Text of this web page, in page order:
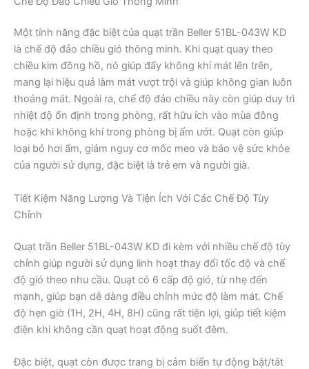
Một tính năng đặc biệt của quạt trần Beller 51BL-043W KD
là chế độ đảo chiều gió thông minh. Khi quạt quay theo
chiều kim đồng hồ, nó giúp đẩy không khí mát lên trên,
mang lại hiệu quả làm mát vượt trội và giúp không gian luôn
thoáng mát. Ngoài ra, chế độ đảo chiều này còn giúp duy trì
nhiệt độ ổn định trong phòng, rất hữu ích vào mùa đông
hoặc khi không khí trong phòng bị ẩm ướt. Quạt còn giúp
loại bỏ hơi ẩm, giảm nguy cơ mốc meo và bảo vệ sức khỏe
của người sử dụng, đặc biệt là trẻ em và người già.
Tiết Kiệm Năng Lượng Và Tiện Ích Với Các Chế Độ Tùy
Chỉnh
Quạt trần Beller 51BL-043W KD đi kèm với nhiều chế độ tùy
chỉnh giúp người sử dụng linh hoạt thay đổi tốc độ và chế
độ gió theo nhu cầu. Quạt có 6 cấp độ gió, từ nhẹ đến
mạnh, giúp bạn dễ dàng điều chỉnh mức độ làm mát. Chế
độ hẹn giờ (1H, 2H, 4H, 8H) cũng rất tiện lợi, giúp tiết kiệm
điện khi không cần quạt hoạt động suốt đêm.
Đặc biệt, quạt còn được trang bị cảm biến tự động bật/tắt